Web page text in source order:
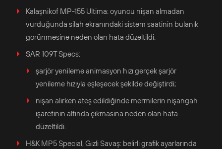
Kalaşnikof MP-155 Ultima: oyuncu nişan almadan
vurduğunda silah ekranındaki sistem saatinin bulanık
görünmesine neden olan hata düzeltildi.
SAR 109T Specs:
şarjör yenileme animasyon hızı gerçek şarjör
yenileme hızıyla eşleşecek şekilde değiştirdi;
nişan alırken ateş edildiğinde mermilerin nişangah
işaretinin altında çıkmasına neden olan hata
düzeltildi.
H&K MP5 Special, Gizli Savaş: belirli grafik ayarlarında